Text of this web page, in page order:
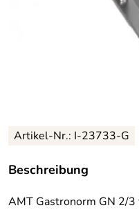
Artikel-Nr.: I-23733-G
Beschreibung
AMT Gastronorm GN 2/